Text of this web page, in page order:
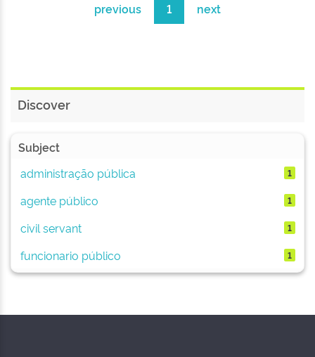
previous 1 next
Discover
Subject
administração pública
1
agente público 1
civil servant 1
funcionario público 1